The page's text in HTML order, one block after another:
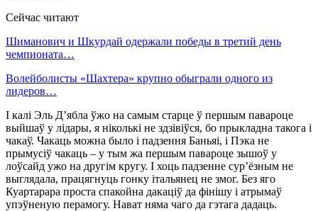
Сейчас читают
Шиманович и Шкурдай одержали победы в третий день
чемпионата…
Волейболисты «Шахтера» крупно обыграли одного из
лидеров…
І калі Эль Д’ябла ўжо на самым старце ў першым павароце
выйшаў у лідары, я ніколькі не здзівіўся, бо прыкладна такога і
чакаў. Чакаць можна было і падзення Баньяі, і Пэка не
прымусіў чакаць – у тым жа першым павароце зышоў у
лоўсайд ужо на другім кругу. І хоць падзенне сур’ёзным не
выглядала, працягнуць гонку італьянец не змог. Без яго
Куартарара проста спакойна дакаціў да фінішу і атрымаў
упэўненую перамогу. Нават няма чаго да гэтага дадаць.